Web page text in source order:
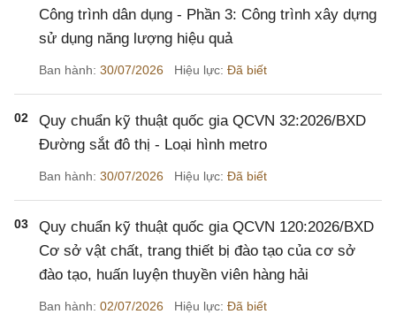
Công trình dân dụng - Phần 3: Công trình xây dựng
sử dụng năng lượng hiệu quả
Ban hành: 30/07/2026 Hiệu lực: Đã biết
02
Quy chuẩn kỹ thuật quốc gia QCVN 32:2026/BXD
Đường sắt đô thị - Loại hình metro
Ban hành: 30/07/2026 Hiệu lực: Đã biết
03
Quy chuẩn kỹ thuật quốc gia QCVN 120:2026/BXD
Cơ sở vật chất, trang thiết bị đào tạo của cơ sở
đào tạo, huấn luyện thuyền viên hàng hải
Ban hành: 02/07/2026 Hiệu lực: Đã biết